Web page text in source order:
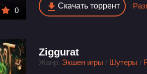
0
Скачать торрент
Ziggurat
Жанр: Экшен игры / Шутеры /